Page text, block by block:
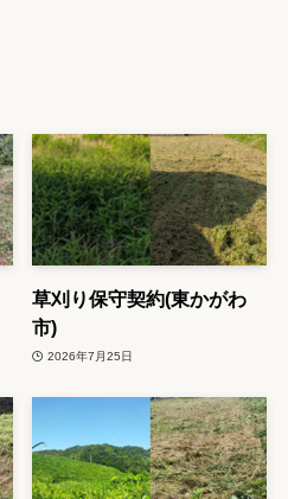
草刈り保守契約(東かがわ
市)
2026年7月25日